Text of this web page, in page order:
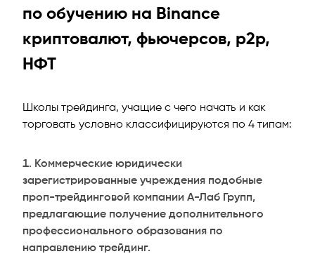
по обучению на Binance
криптовалют, фьючерсов, p2p,
НФТ
Школы трейдинга, учащие с чего начать и как
торговать условно классифицируются по 4 типам:
Коммерческие юридически
зарегистрированные учреждения подобные
проп-трейдинговой компании А-Лаб Групп,
предлагающие получение дополнительного
профессионального образования по
направлению трейдинг.